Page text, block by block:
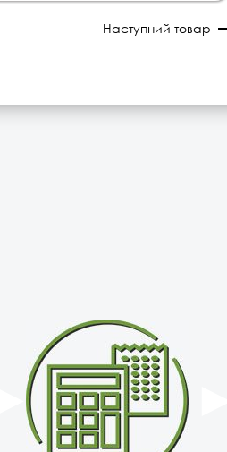
Наступний товар